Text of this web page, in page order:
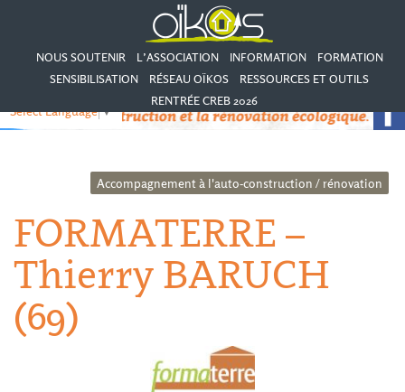
NOUS SOUTENIR L’ASSOCIATION INFORMATION
FORMATION
SENSIBILISATION
RÉSEAU OÏKOS
RESSOURCES ET OUTILS
RENTRÉE CREB 2026
Select Language▼
Accompagnement à l'auto-construction / rénovation
FORMATERRE –
Thierry BARUCH
(69)